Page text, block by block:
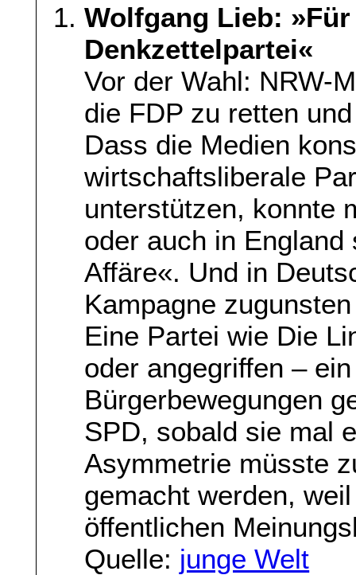
Wolfgang Lieb:
Denkzettelpartei«
Vor der Wahl: NRW-
die FDP zu retten
Dass die Medien
wirtschaftsliberale
unterstützen, konnte
oder auch in
Affäre«. Und in
Kampagne
Eine Partei wie Die
oder angegriffen –
Bürgerbewegungen
SPD, sobald sie mal
Asymmetrie müsste
gemacht werden,
öffentlichen
Quelle: junge Welt